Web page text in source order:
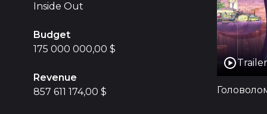
Inside Out
Budget
175 000 000,00 $
Revenue
857 611 174,00 $
эмоции в
Trailer